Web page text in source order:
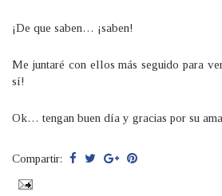
¡De que saben… ¡saben!
Me juntaré con ellos más seguido para
sí!
Ok… tengan buen día y gracias por su
Compartir: